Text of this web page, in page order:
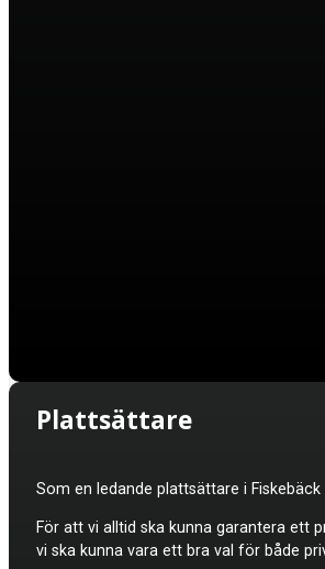
Plattsättare
Som en ledande plattsättare i
För att vi alltid ska kunna garantera ett
vi ska kunna vara ett bra val för både